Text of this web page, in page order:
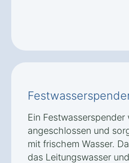
Ein
angeschlossen und
mit frischem Wasser.
das Leitungswasser